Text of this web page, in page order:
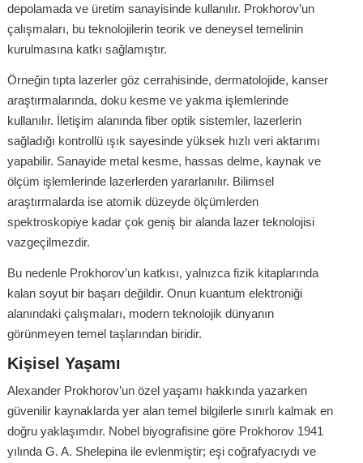
depolamada ve üretim sanayisinde kullanılır. Prokhorov’un
çalışmaları, bu teknolojilerin teorik ve deneysel temelinin
kurulmasına katkı sağlamıştır.
Örneğin tıpta lazerler göz cerrahisinde, dermatolojide, kanser
araştırmalarında, doku kesme ve yakma işlemlerinde
kullanılır. İletişim alanında fiber optik sistemler, lazerlerin
sağladığı kontrollü ışık sayesinde yüksek hızlı veri aktarımı
yapabilir. Sanayide metal kesme, hassas delme, kaynak ve
ölçüm işlemlerinde lazerlerden yararlanılır. Bilimsel
araştırmalarda ise atomik düzeyde ölçümlerden
spektroskopiye kadar çok geniş bir alanda lazer teknolojisi
vazgeçilmezdir.
Bu nedenle Prokhorov’un katkısı, yalnızca fizik kitaplarında
kalan soyut bir başarı değildir. Onun kuantum elektroniği
alanındaki çalışmaları, modern teknolojik dünyanın
görünmeyen temel taşlarından biridir.
Kişisel Yaşamı
Alexander Prokhorov’un özel yaşamı hakkında yazarken
güvenilir kaynaklarda yer alan temel bilgilerle sınırlı kalmak en
doğru yaklaşımdır. Nobel biyografisine göre Prokhorov 1941
yılında G. A. Shelepina ile evlenmiştir; eşi coğrafyacıydı ve